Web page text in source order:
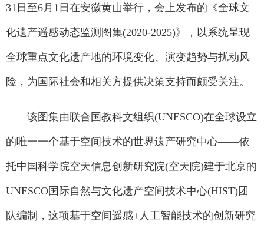
31日至6月1日在安徽黄山举行，会上发布的《全球文
化遗产遥感动态监测图集(2020-2025)》，以系统呈现
全球重点文化遗产地的环境变化、演变趋势与扰动风
险，为国际社会和相关方提供决策支持而颇受关注。
该图集由联合国教科文组织(UNESCO)在全球设立
的唯一一个基于空间技术的世界遗产研究中心——依
托中国科学院空天信息创新研究院(空天院)建于北京的
UNESCO国际自然与文化遗产空间技术中心(HIST)团
队编制，这项基于空间遥感+人工智能技术的创新研究